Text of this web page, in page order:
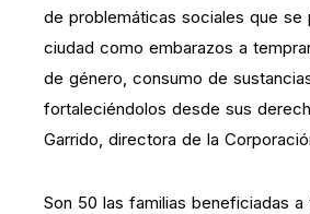
de problemáticas sociales que se
ciudad como embarazos a
de género, consumo de
fortaleciéndolos desde sus
Garrido, directora de la
Son 50 las familias beneficiadas a